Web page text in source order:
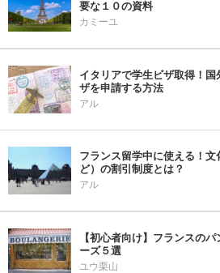
要な１０の資料
カミーユ
イタリアで学生ビザ取得！
ザを申請する方法
アル
フランス留学中に使える！
ど）の割引制度とは？
アル
【初心者向け】フランスの
ーズ５選
ユウ栗山